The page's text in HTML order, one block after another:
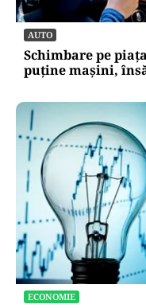
AUTO
Schimbare pe
puține mașini,
ECONOMIE